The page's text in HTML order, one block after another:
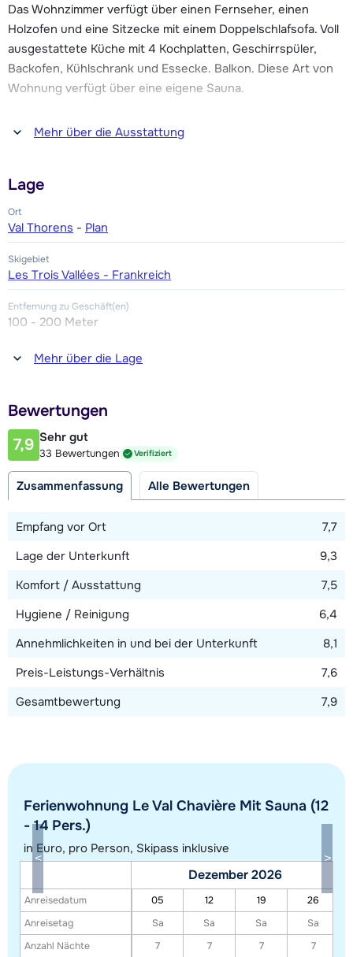
mit Schwimmbad (50 m²), Sauna, Hammam, Whirlpool und
Fitnessraum in Les Balcons de Val Thorens kostenlos
nutzen.
Das öffentliche Parkhaus Val Tho Parc kann im Voraus unter
Das Wohnzimmer verfügt über einen Fernseher, einen
Holzofen und eine Sitzecke mit einem Doppelschlafsofa. Voll
ausgestattete Küche mit 4 Kochplatten, Geschirrspüler,
Backofen, Kühlschrank und Essecke. Balkon. Diese Art von
Wohnung verfügt über eine eigene Sauna.
Sechs Schlafzimmer, davon drei mit zwei Einzelbetten und
Toiletten.
Mehr über die Ausstattung
Lage
Ort
Val Thorens - Plan
Skigebiet
Les Trois Vallées - Frankreich
Entfernung zu Geschäft(en)
100 - 200 Meter
Entfernung zum(r) Restaurant oder zur Bar
100 - 200 Meter
25 - 50 Meter
Entfernung zum Skilift
75 - 100 Meter
Karte anzeigen
Alle Unterkünfte in diesem Gebiet anzeigen
Diese Karte zeigt eine Indikation der Lage unserer Unterkünfte. Die genaue
Lage kann jedoch abweichen.
Mehr über die Lage
Bewertungen
7,9 Sehr gut
33 Bewertungen Verifiziert
Zusammenfassung Alle Bewertungen
Empfang vor Ort
7,7
Lage der Unterkunft
9,3
Komfort / Ausstattung
7,5
Hygiene / Reinigung
6,4
Annehmlichkeiten in und bei der Unterkunft
8,1
Preis-Leistungs-Verhältnis
7,6
Gesamtbewertung
7,9
Ferienwohnung Le Val Chavière Mit Sauna (12
- 14 Pers.)
in Euro, pro Person, Skipass inklusive
Anreisedatum
Anreisetag
Anzahl Nächte
Dezember 2026
05 12 19
26
Sa
Sa Sa
Sa
7
7 7 7